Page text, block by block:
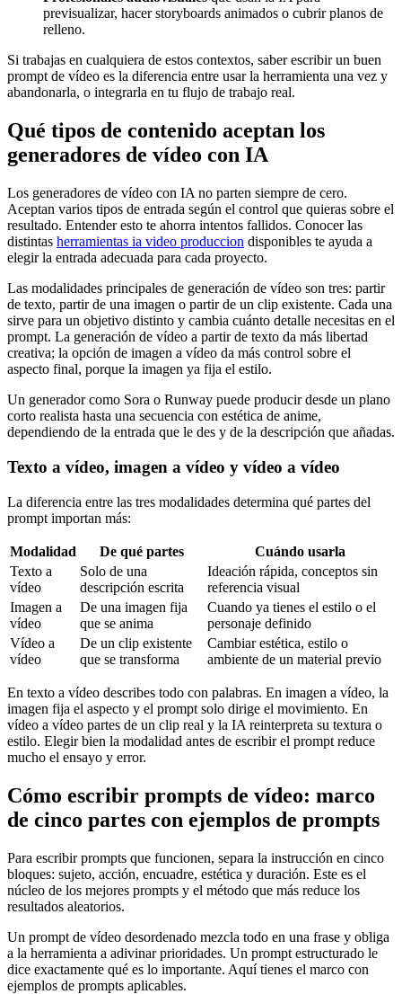
previsualizar, hacer storyboards animados o cubrir planos de
relleno.
Si trabajas en cualquiera de estos contextos, saber escribir un buen
prompt de vídeo es la diferencia entre usar la herramienta una vez y
abandonarla, o integrarla en tu flujo de trabajo real.
Qué tipos de contenido aceptan los
generadores de vídeo con IA
Los generadores de vídeo con IA no parten siempre de cero.
Aceptan varios tipos de entrada según el control que quieras sobre el
resultado. Entender esto te ahorra intentos fallidos. Conocer las
distintas herramientas ia video produccion disponibles te ayuda a
elegir la entrada adecuada para cada proyecto.
Las modalidades principales de generación de vídeo son tres: partir
de texto, partir de una imagen o partir de un clip existente. Cada una
sirve para un objetivo distinto y cambia cuánto detalle necesitas en el
prompt. La generación de vídeo a partir de texto da más libertad
creativa; la opción de imagen a vídeo da más control sobre el
aspecto final, porque la imagen ya fija el estilo.
Un generador como Sora o Runway puede producir desde un plano
corto realista hasta una secuencia con estética de anime,
dependiendo de la entrada que le des y de la descripción que añadas.
Texto a vídeo, imagen a vídeo y vídeo a vídeo
La diferencia entre las tres modalidades determina qué partes del
prompt importan más:
Modalidad De qué partes
Cuándo usarla
Texto a
vídeo
Solo de una
descripción escrita
Ideación rápida, conceptos sin
referencia visual
Imagen a
vídeo
De una imagen fija
que se anima
Cuando ya tienes el estilo o el
personaje definido
Vídeo a
vídeo
De un clip existente
que se transforma
Cambiar estética, estilo o
ambiente de un material previo
En texto a vídeo describes todo con palabras. En imagen a vídeo, la
imagen fija el aspecto y el prompt solo dirige el movimiento. En
vídeo a vídeo partes de un clip real y la IA reinterpreta su textura o
estilo. Elegir bien la modalidad antes de escribir el prompt reduce
mucho el ensayo y error.
Cómo escribir prompts de vídeo: marco
de cinco partes con ejemplos de prompts
Para escribir prompts que funcionen, separa la instrucción en cinco
bloques: sujeto, acción, encuadre, estética y duración. Este es el
núcleo de los mejores prompts y el método que más reduce los
resultados aleatorios.
Un prompt de vídeo desordenado mezcla todo en una frase y obliga
a la herramienta a adivinar prioridades. Un prompt estructurado le
dice exactamente qué es lo importante. Aquí tienes el marco con
ejemplos de prompts aplicables.